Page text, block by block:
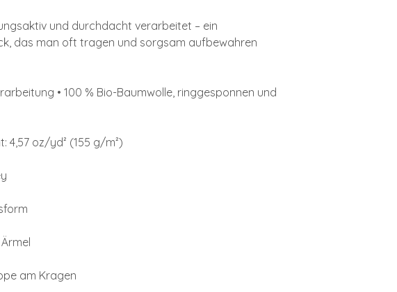
und durchdacht verarbeitet – ein
das man oft tragen und sorgsam aufbewahren
• 100 % Bio-Baumwolle, ringgesponnen und
4,57 oz/yd² (155 g/m²)
am Kragen